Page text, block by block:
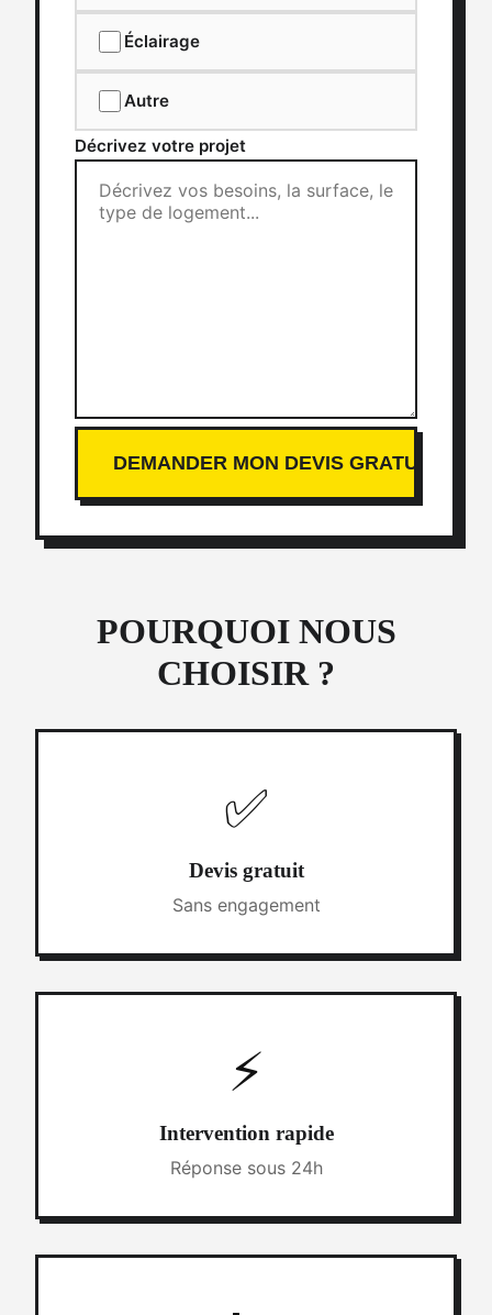
Éclairage
Autre
Décrivez votre projet
POURQUOI NOUS
CHOISIR ?
✅
Devis gratuit
Sans engagement
⚡
Intervention rapide
Réponse sous 24h